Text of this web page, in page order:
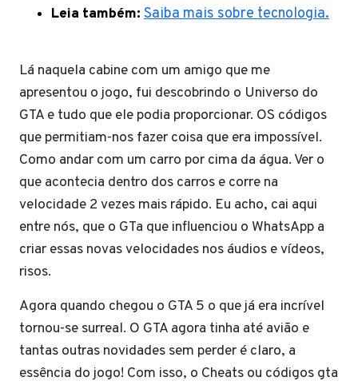
Leia também: Saiba mais sobre tecnologia.
Lá naquela cabine com um amigo que me
apresentou o jogo, fui descobrindo o Universo do
GTA e tudo que ele podia proporcionar. OS códigos
que permitiam-nos fazer coisa que era impossível.
Como andar com um carro por cima da água. Ver o
que acontecia dentro dos carros e corre na
velocidade 2 vezes mais rápido. Eu acho, cai aqui
entre nós, que o GTa que influenciou o WhatsApp a
criar essas novas velocidades nos áudios e vídeos,
risos.
Agora quando chegou o GTA 5 o que já era incrível
tornou-se surreal. O GTA agora tinha até avião e
tantas outras novidades sem perder é claro, a
essência do jogo! Com isso, o Cheats ou códigos gta